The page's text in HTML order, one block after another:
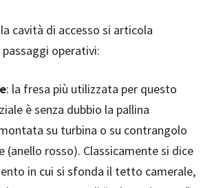
cavità di accesso si articola
operativi:
: la fresa più utilizzata per questo
è senza dubbio la pallina
su turbina o su contrangolo
rosso). Classicamente si dice
in cui si sfonda il tetto camerale,